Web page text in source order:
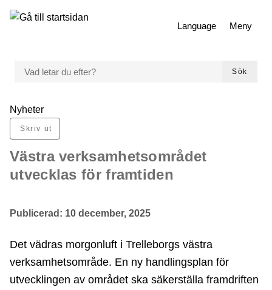
Gå till innehåll
till huvudmeny
Language
Meny
Sök
Du är här:
Nyheter
Skriv ut
Västra verksamhetsområdet
utvecklas för framtiden
Publicerad: 10 december, 2025
Det vädras morgonluft i Trelleborgs västra
verksamhetsområde. En ny handlingsplan för
utvecklingen av området ska säkerställa framdriften